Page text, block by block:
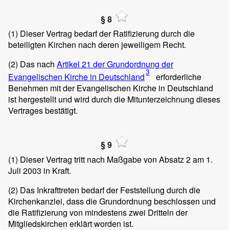
§ 8
(1) Dieser Vertrag bedarf der Ratifizierung durch die
beteiligten Kirchen nach deren jeweiligem Recht.
(2) Das nach Artikel 21 der Grundordnung der
Evangelischen Kirche in Deutschland3
erforderliche
Benehmen mit der Evangelischen Kirche in Deutschland
ist hergestellt und wird durch die Mitunterzeichnung dieses
Vertrages bestätigt.
§ 9
(1) Dieser Vertrag tritt nach Maßgabe von Absatz 2 am 1.
Juli 2003 in Kraft.
(2) Das Inkrafttreten bedarf der Feststellung durch die
Kirchenkanzlei, dass die Grundordnung beschlossen und
die Ratifizierung von mindestens zwei Dritteln der
Mitgliedskirchen erklärt worden ist.